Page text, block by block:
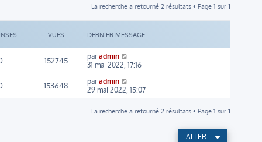
La recherche a retourné 2 résultats • Page 1 sur 1
VUES DERNIER MESSAGE
152745 paradmin
31 mai 2022, 17:16
153648 paradmin
29 mai 2022, 15:07
La recherche a retourné 2 résultats • Page 1 sur 1
ALLER